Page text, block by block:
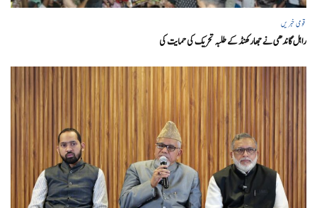
قومی خبریں
راہل گاندھی نے جھارکھنڈ کے طلبہ تحریک کی حمایت کی